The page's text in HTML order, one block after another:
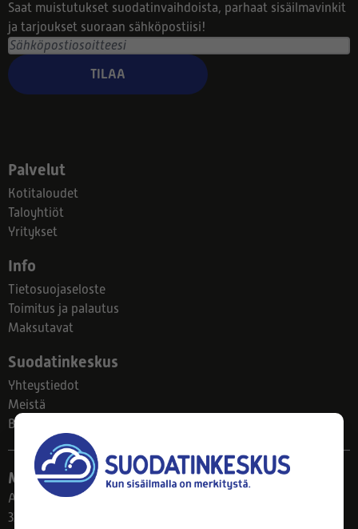
Saat muistutukset suodatinvaihdoista, parhaat sisäilmavinkit
ja tarjoukset suoraan sähköpostiisi!
TILAA
Palvelut
Kotitaloudet
Taloyhtiöt
Yritykset
Info
Tietosuojaseloste
Toimitus ja palautus
Maksutavat
Suodatinkeskus
Yhteystiedot
Meistä
Blogi
Myymälä
Ahlmanintie 61
33800 Tampere